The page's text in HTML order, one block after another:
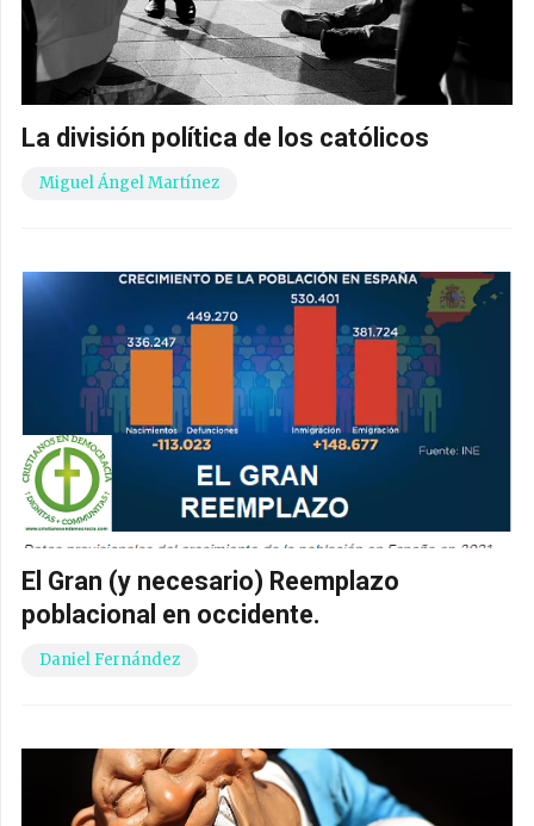
La división política de los católicos
Miguel Ángel Martínez
El Gran (y necesario) Reemplazo
poblacional en occidente.
Daniel Fernández